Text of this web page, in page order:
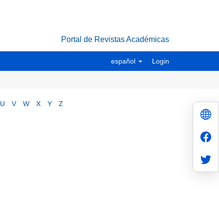
Portal de Revistas Académicas
español Login
U V W X Y Z